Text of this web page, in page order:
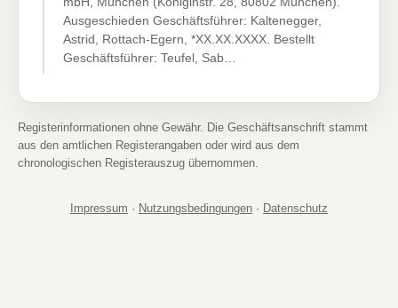
Ausgeschieden Geschäftsführer: Kaltenegger,
Astrid, Rottach-Egern, *XX.XX.XXXX. Bestellt
Geschäftsführer: Teufel, Sab…
Registerinformationen ohne Gewähr. Die Geschäftsanschrift stammt
aus den amtlichen Registerangaben oder wird aus dem
chronologischen Registerauszug übernommen.
Impressum · Nutzungsbedingungen · Datenschutz